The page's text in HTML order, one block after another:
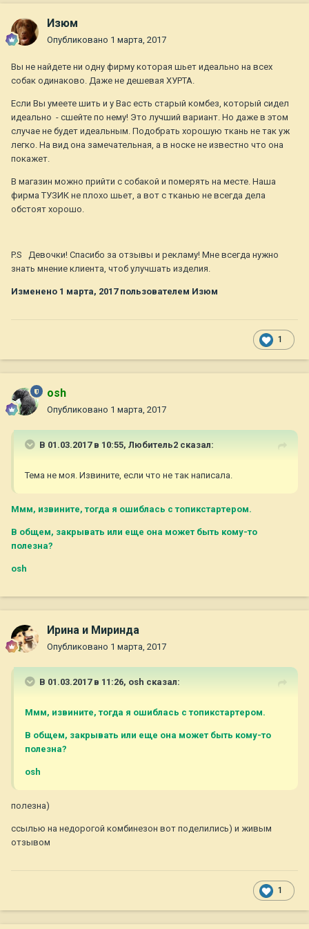
Изюм
Опубликовано 1 марта, 2017
Вы не найдете ни одну фирму которая шьет идеально на всех
собак одинаково. Даже не дешевая ХУРТА.
Если Вы умеете шить и у Вас есть старый комбез, который сидел
идеально - сшейте по нему! Это лучший вариант. Но даже в этом
случае не будет идеальным. Подобрать хорошую ткань не так уж
легко. На вид она замечательная, а в носке не известно что она
покажет.
В магазин можно прийти с собакой и померять на месте. Наша
фирма ТУЗИК не плохо шьет, а вот с тканью не всегда дела
обстоят хорошо.
P.S Девочки! Спасибо за отзывы и рекламу! Мне всегда нужно
знать мнение клиента, чтоб улучшать изделия.
Изменено 1 марта, 2017пользователем Изюм
1
osh
Опубликовано 1 марта, 2017
В 01.03.2017 в 10:55, Любитель2 сказал:
Тема не моя. Извините, если что не так написала.
Ммм, извините, тогда я ошиблась с топикстартером.
В общем, закрывать или еще она может быть кому-то
полезна?
osh
Ирина и Миринда
Опубликовано 1 марта, 2017
В 01.03.2017 в 11:26, osh сказал:
Ммм, извините, тогда я ошиблась с топикстартером.
В общем, закрывать или еще она может быть кому-то
полезна?
osh
полезна)
ссылью на недорогой комбинезон вот поделились) и живым
отзывом
1